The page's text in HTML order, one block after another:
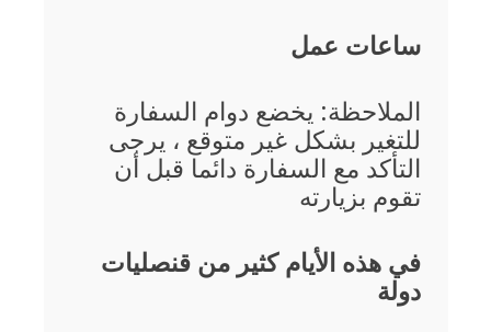
ساعات عمل
الملاحظة: يخضع دوام السفارة
للتغير بشكل غير متوقع ، يرجى
التأكد مع السفارة دائما قبل أن
تقوم بزيارته
في هذه الأيام كثير من قنصليات
دولة